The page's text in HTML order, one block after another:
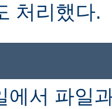
처리했다.
에서 파일